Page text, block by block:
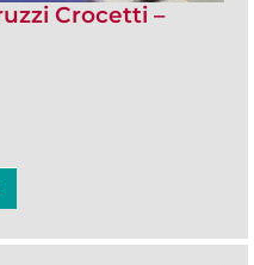
Crocetti –